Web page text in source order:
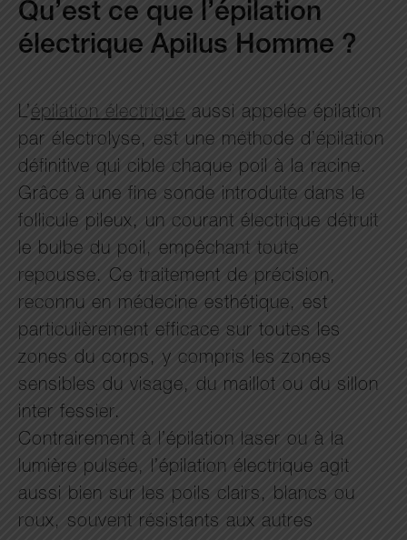
Qu’est ce que l’épilation
électrique Apilus Homme ?
L’épilation électrique aussi appelée épilation
par électrolyse, est une méthode d’épilation
définitive qui cible chaque poil à la racine.
Grâce à une fine sonde introduite dans le
follicule pileux, un courant électrique détruit
le bulbe du poil, empêchant toute
repousse. Ce traitement de précision,
reconnu en médecine esthétique, est
particulièrement efficace sur toutes les
zones du corps, y compris les zones
sensibles du visage, du maillot ou du sillon
inter fessier.
Contrairement à l’épilation laser ou à la
lumière pulsée, l’épilation électrique agit
aussi bien sur les poils clairs, blancs ou
roux, souvent résistants aux autres